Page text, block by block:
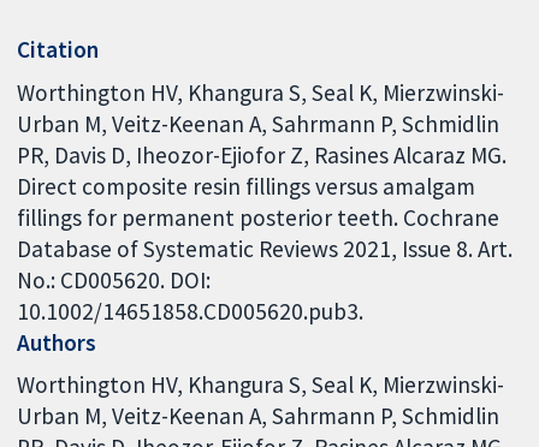
Citation
Worthington HV, Khangura S, Seal K, Mierzwinski-
Urban M, Veitz-Keenan A, Sahrmann P, Schmidlin
PR, Davis D, Iheozor-Ejiofor Z, Rasines Alcaraz MG.
Direct composite resin fillings versus amalgam
fillings for permanent posterior teeth. Cochrane
Database of Systematic Reviews 2021, Issue 8. Art.
No.: CD005620. DOI:
10.1002/14651858.CD005620.pub3.
Authors
Worthington HV Khangura S Seal K Mierzwinski-
Urban M Veitz-Keenan A Sahrmann P Schmidlin